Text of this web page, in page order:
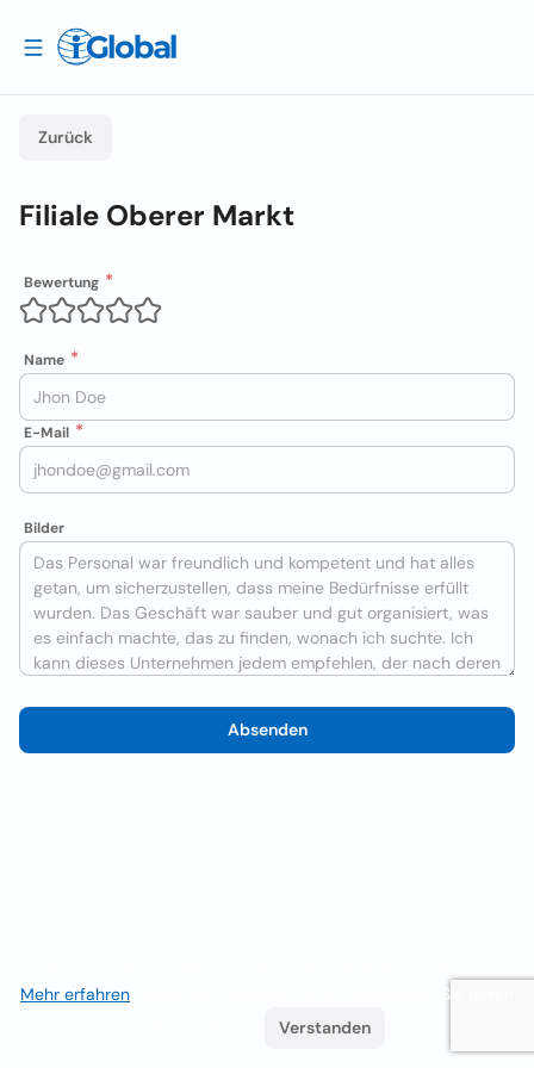
Zurück
Filiale Oberer Markt
Bewertung
Name
E-Mail
Bilder
Absenden
Mehr erfahren . Wenn Sie weiterhin surfen, akzeptieren Sie deren
Verstanden